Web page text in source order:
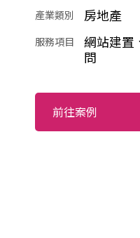
產業類別 房地產
服務項目
網站建置
問
前往案例